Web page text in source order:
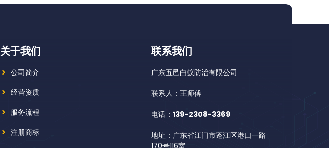
关于我们
公司简介
经营资质
服务流程
注册商标
联系我们
广东五邑白蚁防治有限公司
联系人：王师傅
电话： 139-2308-3369
地址：广东省江门市蓬江区港口一路
170号116室